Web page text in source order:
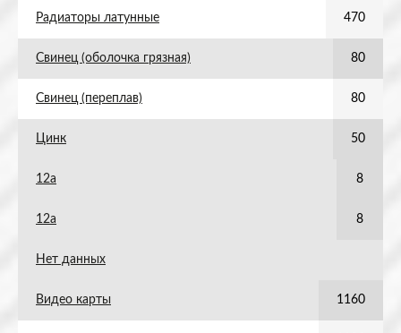
Радиаторы латунные 470
Свинец (оболочка грязная) 80
Свинец (переплав) 80
Цинк 50
12а 8
12а 8
Нет данных
Видео карты 1160